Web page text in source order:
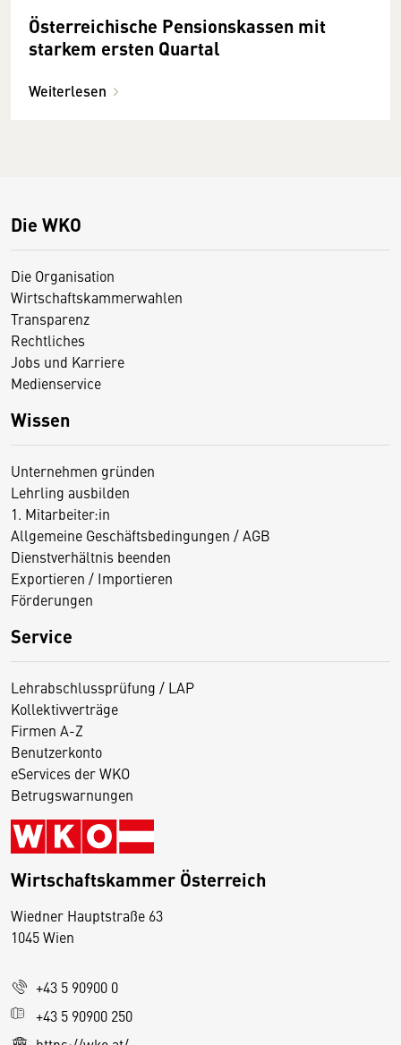
Österreichische Pensionskassen mit
starkem ersten Quartal
Weiterlesen
Die WKO
Die Organisation
Wirtschaftskammerwahlen
Transparenz
Rechtliches
Jobs und Karriere
Medienservice
Wissen
Unternehmen gründen
Lehrling ausbilden
1. Mitarbeiter:in
Allgemeine Geschäftsbedingungen / AGB
Dienstverhältnis beenden
Exportieren / Importieren
Förderungen
Service
Lehrabschlussprüfung / LAP
Kollektivverträge
Firmen A-Z
Benutzerkonto
eServices der WKO
Betrugswarnungen
Wirtschaftskammer Österreich
Wiedner Hauptstraße 63
1045 Wien
+43 5 90900 0
+43 5 90900 250
D
s
e
S